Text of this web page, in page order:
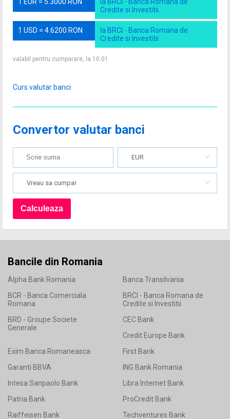
Credite si Investitii
1 USD = 4.6200 RON
la BRCI - Banca Romana de
Credite si Investitii
valabil pentru cumparare, la 10.01
Curs valutar banci
Convertor valutar banci
EUR
Vreau sa cumpar
Bancile din Romania
Alpha Bank Romania
Banca Transilvania
BCR - Banca Comerciala
Romana
BRCI - Banca Romana de
Credite si Investitii
BRD - Groupe Societe
Generale
CEC Bank
Credit Europe Bank
Exim Banca Romaneasca
First Bank
Garanti BBVA
ING Bank Romania
Intesa Sanpaolo Bank
Libra Internet Bank
Patria Bank
ProCredit Bank
Raiffeisen Bank
Techventures Bank